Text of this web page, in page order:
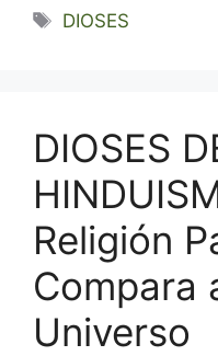
Etiquetas
DIOSES
DIOSES
Religión
Compara
Universo